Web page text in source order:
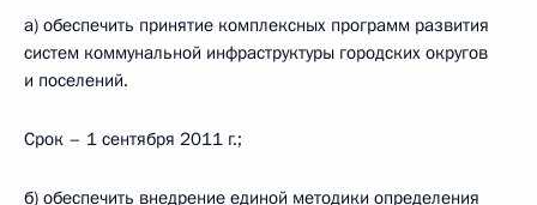
а) обеспечить принятие комплексных программ развития
систем коммунальной инфраструктуры городских округов
и поселений.
Срок – 1 сентября 2011 г.;
б) обеспечить внедрение единой методики определения